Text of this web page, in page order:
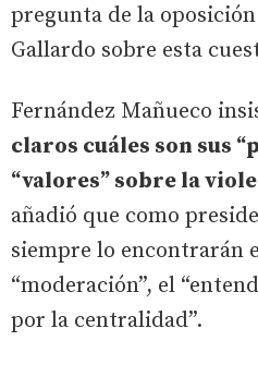
pregunta de la
Gallardo sobre esta
Fernández Mañueco
claros cuáles son sus
“valores” sobre la
añadió que como
siempre lo encontrarán
“moderación”, el
por la centralidad”.